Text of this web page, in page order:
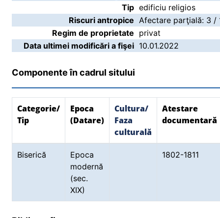
Tip edificiu religios
Riscuri antropice Afectare parţială: 3 /
Regim de proprietate privat
Data ultimei modificări a fişei 10.01.2022
Componente în cadrul sitului
Categorie/
Tip
Epoca
(Datare)
Cultura/
Faza
culturală
Atestare
documentară
Biserică
Epoca
modernă
(sec.
XIX)
1802-1811